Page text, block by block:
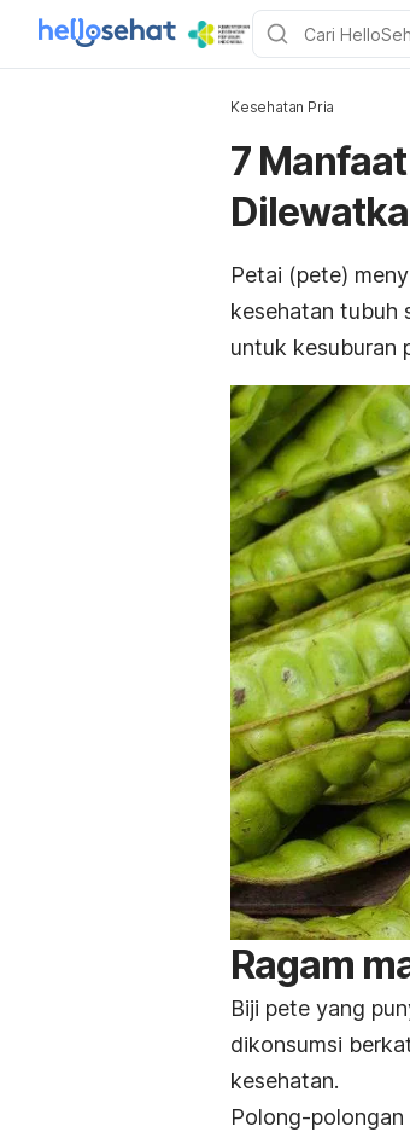
Kesehatan Pria
7
Petai (pete)
kesehatan tubuh
untuk kesuburan
Ragam
Biji pete yang
dikonsumsi
kesehatan.
Polong-polongan